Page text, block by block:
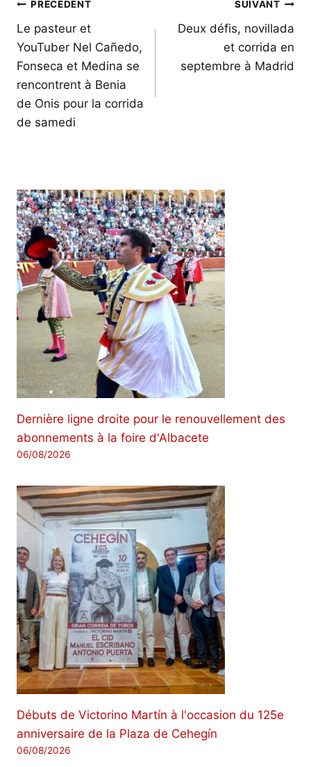
Navigation
de
l’article
PRÉCÉDENT
Le pasteur et
YouTuber Nel Cañedo,
Fonseca et Medina se
rencontrent à Benia
de Onis pour la corrida
de samedi
SUIVANT
Deux défis, novillada
et corrida en
septembre à Madrid
Dernière ligne droite pour le renouvellement des
abonnements à la foire d'Albacete
06/08/2026
Débuts de Victorino Martín à l'occasion du 125e
anniversaire de la Plaza de Cehegín
06/08/2026